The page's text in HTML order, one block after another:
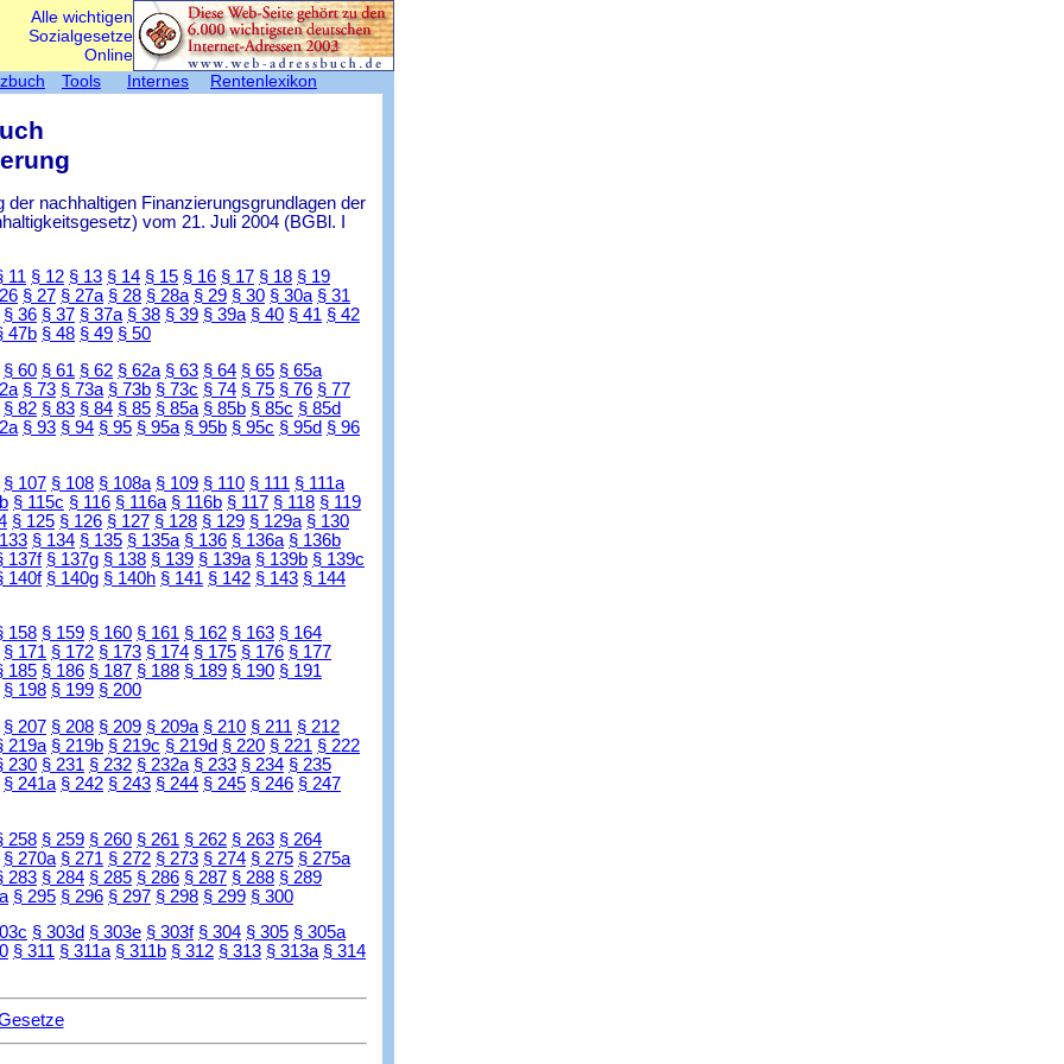
Alle wichtigen
Sozialgesetze
Online
nachhaltigen Finanzierungsgrundlagen der
vom 21. Juli 2004 (BGBl. I
11 § 12 § 13 § 14 § 15 § 16 § 17 § 18 § 19
§ 27 § 27a § 28 § 28a § 29 § 30 § 30a § 31
§ 36 § 37 § 37a § 38 § 39 § 39a § 40 § 41 § 42
47b § 48 § 49 § 50
§ 60 § 61 § 62 § 62a § 63 § 64 § 65 § 65a
§ 73 § 73a § 73b § 73c § 74 § 75 § 76 § 77
§ 82 § 83 § 84 § 85 § 85a § 85b § 85c § 85d
§ 93 § 94 § 95 § 95a § 95b § 95c § 95d § 96
§ 107 § 108 § 108a § 109 § 110 § 111 § 111a
§ 115c § 116 § 116a § 116b § 117 § 118 § 119
§ 125 § 126 § 127 § 128 § 129 § 129a § 130
§ 134 § 135 § 135a § 136 § 136a § 136b
137f § 137g § 138 § 139 § 139a § 139b § 139c
140f § 140g § 140h § 141 § 142 § 143 § 144
158 § 159 § 160 § 161 § 162 § 163 § 164
§ 171 § 172 § 173 § 174 § 175 § 176 § 177
185 § 186 § 187 § 188 § 189 § 190 § 191
§ 198 § 199 § 200
§ 207 § 208 § 209 § 209a § 210 § 211 § 212
219a § 219b § 219c § 219d § 220 § 221 § 222
230 § 231 § 232 § 232a § 233 § 234 § 235
§ 241a § 242 § 243 § 244 § 245 § 246 § 247
258 § 259 § 260 § 261 § 262 § 263 § 264
§ 270a § 271 § 272 § 273 § 274 § 275 § 275a
283 § 284 § 285 § 286 § 287 § 288 § 289
§ 295 § 296 § 297 § 298 § 299 § 300
§ 303d § 303e § 303f § 304 § 305 § 305a
§ 311 § 311a § 311b § 312 § 313 § 313a § 314
Tools Internes Rentenlexikon